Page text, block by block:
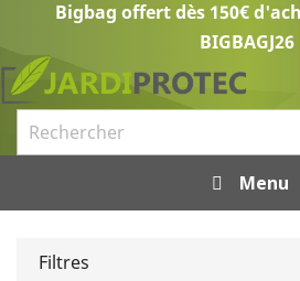
Bigbag offert dès 150€
BIGBAGJ26
Menu
Filtres